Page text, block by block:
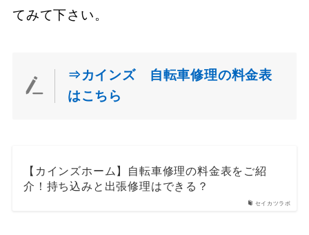
てみて下さい。
⇒カインズ 自転車修理の料金表
はこちら
セイカツラボ
【カインズホーム】自転車修理の料金表をご紹
介！持ち込みと出張修理はできる？